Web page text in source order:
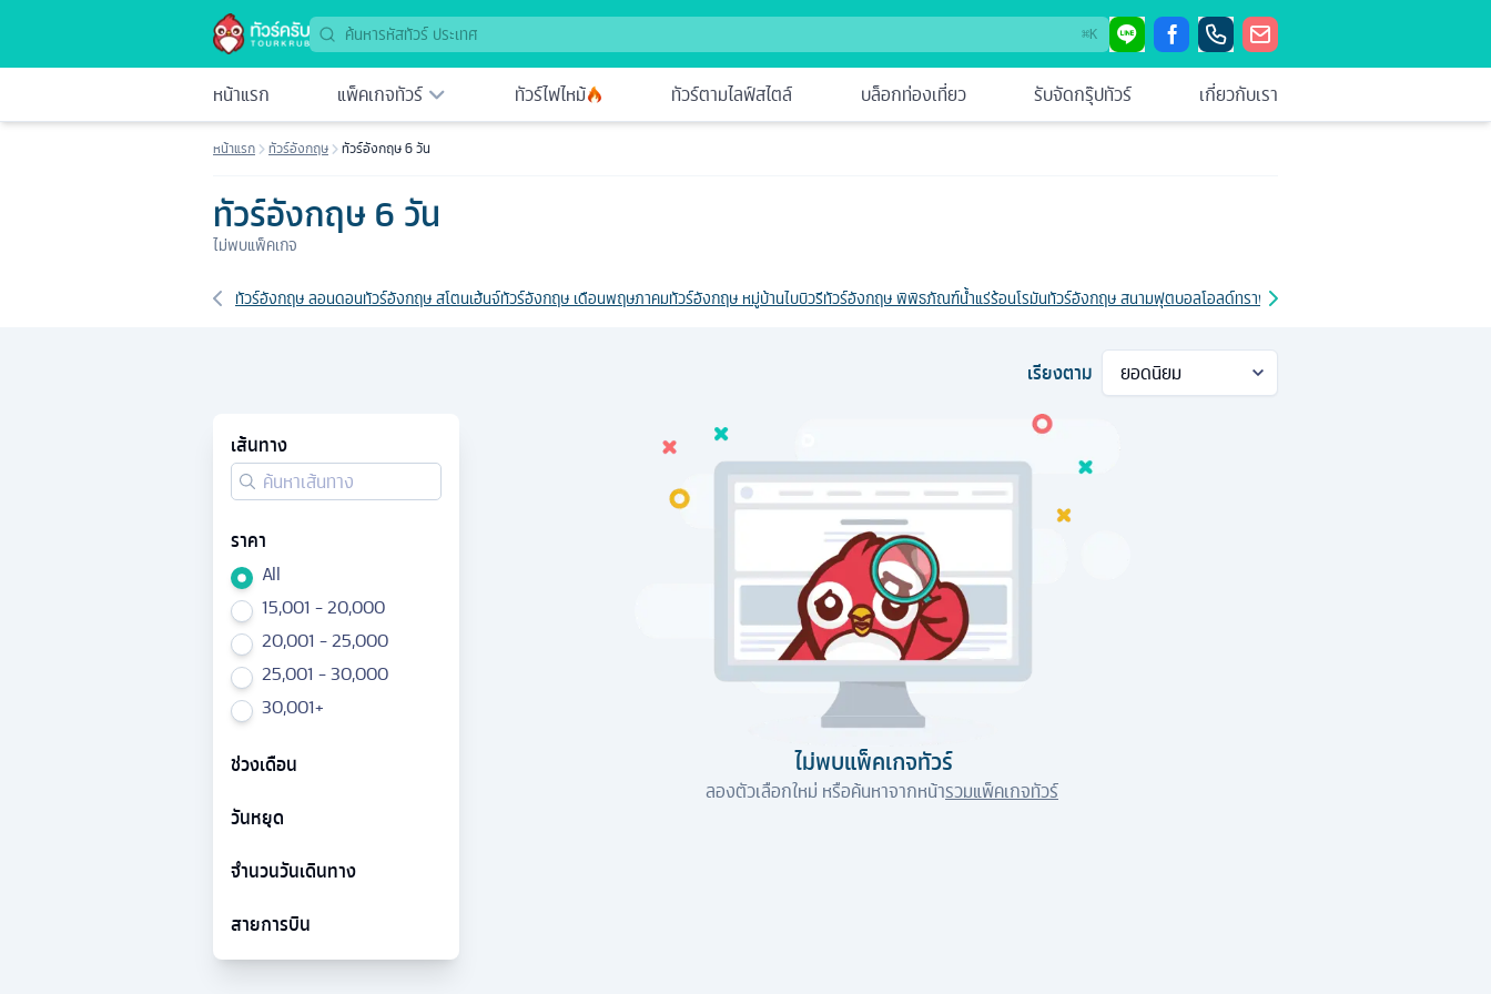
⌘K
หน้าแรก แพ็คเกจทัวร์ ทัวร์ไฟไหม้ ทัวร์ตามไลฟ์สไตล์ บล็อกท่องเที่ยว รับจัดกรุ๊ปทัวร์ เกี่ยวกับเรา
หน้าแรก ทัวร์อังกฤษ ทัวร์อังกฤษ 6 วัน
ทัวร์อังกฤษ 6 วัน
ไม่พบแพ็คเกจ
เส้นทางที่เกี่ยวข้อง
ทัวร์อังกฤษ ลอนดอนทัวร์อังกฤษ สโตนเฮ้นจ์ทัวร์อังกฤษ เดือนพฤษภาคมทัวร์อังกฤษ หมู่บ้านไบบิวรีทัวร์อังกฤษ พิพิธภัณฑ์น้ำแร่ร้อนโรมันทัวร์อังกฤษ สนามฟุตบอลโอลด์ทราฟฟอร์ด
เรียงตาม
เส้นทาง
ราคา
All
15,001 - 20,000
20,001 - 25,000
25,001 - 30,000
30,001+
ช่วงเดือน
วันหยุด
จำนวนวันเดินทาง
สายการบิน
ไม่พบแพ็คเกจทัวร์
ลองตัวเลือกใหม่ หรือค้นหาจากหน้ารวมแพ็คเกจทัวร์